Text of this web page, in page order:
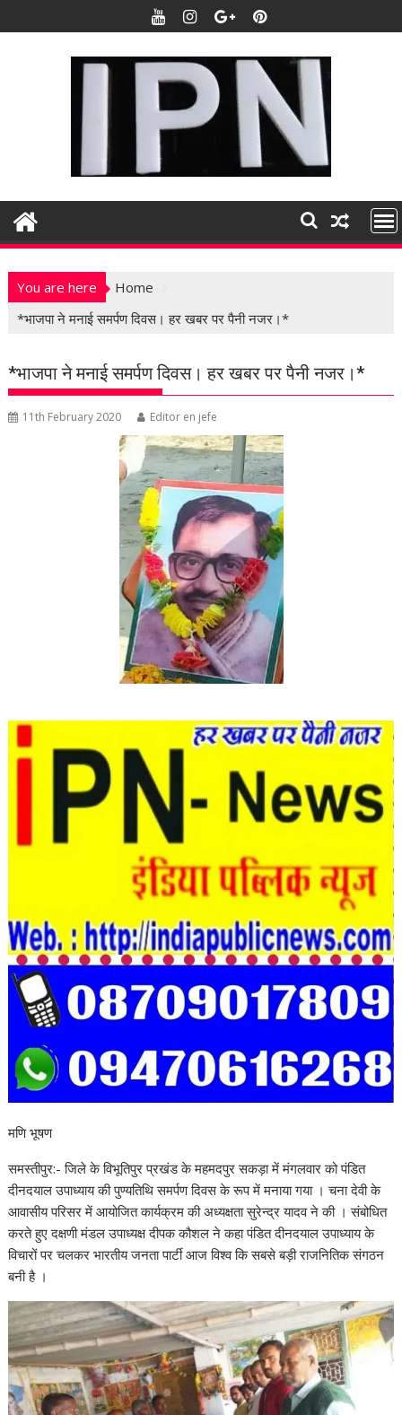
k
t
n
You are here
Home
*भाजपा ने मनाई समर्पण दिवस। हर खबर पर पैनी नजर।*
*भाजपा ने मनाई समर्पण दिवस। हर खबर पर पैनी नजर।*
11th February 2020 Editor en jefe
मणि भूषण
समस्तीपुर:- जिले के विभूतिपुर प्रखंड के महमदपुर सकड़ा में मंगलवार को पंडित
दीनदयाल उपाध्याय की पुण्यतिथि समर्पण दिवस के रूप में मनाया गया । चना देवी के
आवासीय परिसर में आयोजित कार्यक्रम की अध्यक्षता सुरेन्द्र यादव ने की । संबोधित
करते हुए दक्षणी मंडल उपाध्यक्ष दीपक कौशल ने कहा पंडित दीनदयाल उपाध्याय के
विचारों पर चलकर भारतीय जनता पार्टी आज विश्व कि सबसे बड़ी राजनितिक संगठन
बनी है ।